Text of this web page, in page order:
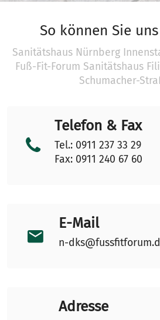
So können Sie
Sanitätshaus Nürnberg
Fuß-Fit-Forum Sanitätshaus
Schumacher-
Telefon & Fax
Tel.: 0911 237 33 29
Fax: 0911 240 67 60
E-Mail
n-
Adresse